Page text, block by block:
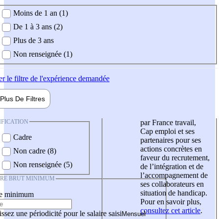
demandée
Moins de 1 an (1)
De 1 à 3 ans (2)
Plus de 3 ans
Non renseignée (1)
le filtre de l'expérience demandée
Plus De Filtres
Cadre
Non cadre (8)
Non renseignée (5)
BRUT MINIMUM
minimum
une périodicité pour le salaire saisi
par France travail,
Cap emploi et ses
partenaires pour ses
actions concrètes en
faveur du recrutement,
de l’intégration et de
l’accompagnement de
ses collaborateurs en
situation de handicap.
Pour en savoir plus,
consultez cet article.